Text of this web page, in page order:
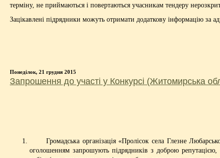
терміну, не приймаються і повертаються учасникам тендеру
Зацікавлені підрядники можуть отримати додаткову інформацію
Понеділок, 21 грудня 2015
Запрошення до участі у Конкурсі (Житомирська
Громадська організація «Пролісок села Глезне
оголошенням запрошують підрядників з доброю репутацією,